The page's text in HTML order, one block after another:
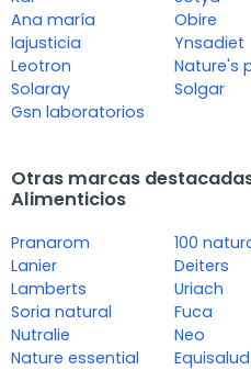
Ana maría
lajusticia
Leotron
Solaray
Gsn laboratorios
Obire
Ynsadiet
Nature's
Solgar
Otras marcas
Alimenticios
Pranarom
Lanier
Lamberts
Soria natural
Nutralie
Nature essential
100
Deiters
Uriach
Fuca
Neo
Equisalud